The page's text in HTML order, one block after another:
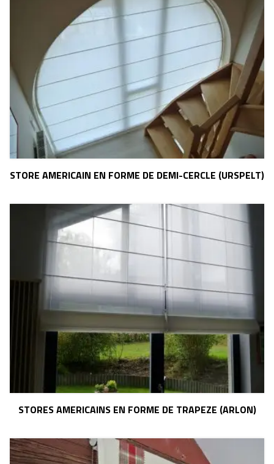
STORE AMERICAIN EN FORME DE DEMI-CERCLE (URSPELT)
STORES AMERICAINS EN FORME DE TRAPEZE (ARLON)